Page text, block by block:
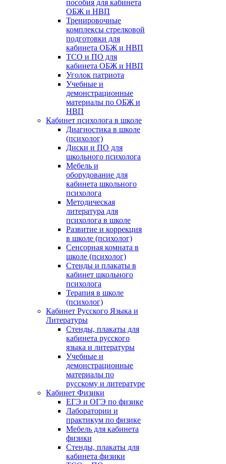
пособия для кабинета
ОБЖ и НВП
Тренировочные
комплексы стрелковой
подготовки для
кабинета ОБЖ и НВП
ТСО и ПО для
кабинета ОБЖ и НВП
Уголок патриота
Учебные и
демонстрационные
материалы по ОБЖ и
НВП
Кабинет психолога в школе
Диагностика в школе
(психолог)
Диски и ПО для
школьного психолога
Мебель и
оборудование для
кабинета школьного
психолога
Методическая
литература для
психолога в школе
Развитие и коррекция
в школе (психолог)
Сенсорная комната в
школе (психолог)
Стенды и плакаты в
кабинет школьного
психолога
Терапия в школе
(психолог)
Кабинет Русского Языка и
Литературы
Стенды, плакаты для
кабинета русского
языка и литературы
Учебные и
демонстрационные
материалы по
русскому и литературе
Кабинет Физики
ЕГЭ и ОГЭ по физике
Лаборатории и
практикум по физике
Мебель для кабинета
физики
Стенды, плакаты для
кабинета физики